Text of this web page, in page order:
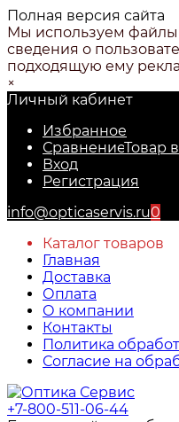
Полная версия сайта
Мы используем файлы
сведения о
подходящую ему
×
Личный кабинет
Избранное
СравнениеТовар
Вход
Регистрация
info@opticaservis.ru0
Каталог товаров
Главная
Доставка
Оплата
О компании
Контакты
Политика
Согласие на
+7-800-511-06-44